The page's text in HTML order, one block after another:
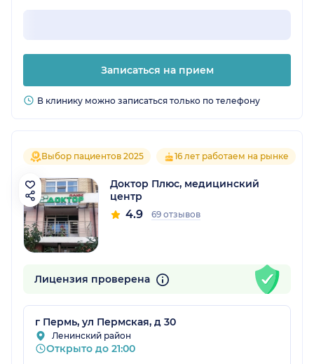
Записаться на прием
В клинику можно записаться только по телефону
Выбор пациентов 2025 16 лет работаем на рынке
Доктор Плюс, медицинский
центр
4.9 69 отзывов
Лицензия проверена
г Пермь, ул Пермская, д 30
Ленинский район
Открыто до 21:00